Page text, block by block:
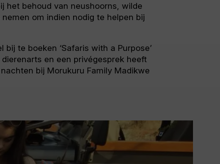
het behoud van neushoorns, wilde
om indien nodig te helpen bij
te boeken ‘Safaris with a Purpose’
en een privégesprek heeft
bij Morukuru Family Madikwe